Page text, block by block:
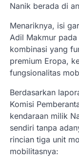
Nanik berada di
Menariknya, isi
Adil Makmur
kombinasi yang
premium Eropa,
fungsionalitas
Berdasarkan
Komisi
kendaraan milik
sendiri tanpa
rincian tiga unit
mobilitasnya: